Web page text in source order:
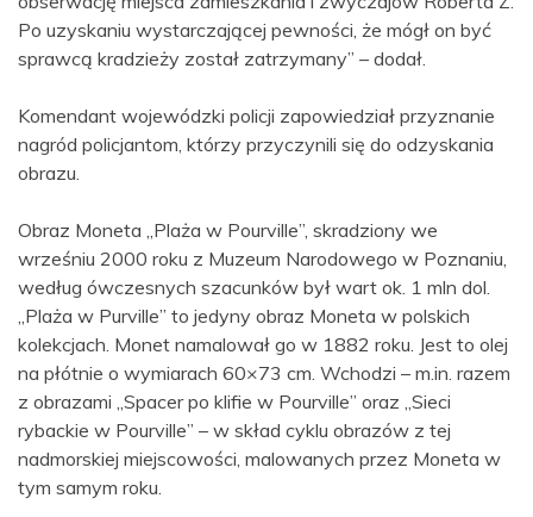
Po uzyskaniu wystarczającej pewności, że mógł on być
sprawcą kradzieży został zatrzymany” – dodał.
Komendant wojewódzki policji zapowiedział przyznanie
nagród policjantom, którzy przyczynili się do odzyskania
obrazu.
Obraz Moneta „Plaża w Pourville”, skradziony we
wrześniu 2000 roku z Muzeum Narodowego w Poznaniu,
według ówczesnych szacunków był wart ok. 1 mln dol.
„Plaża w Purville” to jedyny obraz Moneta w polskich
kolekcjach. Monet namalował go w 1882 roku. Jest to olej
na płótnie o wymiarach 60×73 cm. Wchodzi – m.in. razem
z obrazami „Spacer po klifie w Pourville” oraz „Sieci
rybackie w Pourville” – w skład cyklu obrazów z tej
nadmorskiej miejscowości, malowanych przez Moneta w
tym samym roku.